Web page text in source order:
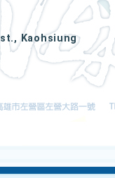
Kaohsiung